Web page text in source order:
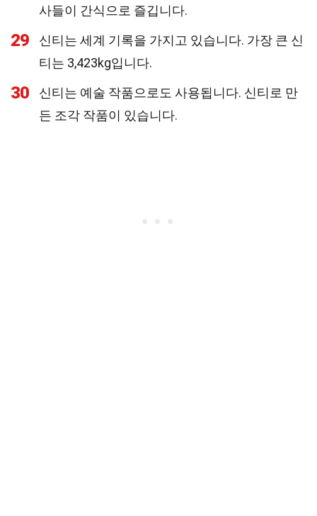
사들이 간식으로 즐깁니다.
29
신티는 세계 기록을 가지고 있습니다. 가장 큰 신
티는 3,423kg입니다.
30
신티는 예술 작품으로도 사용됩니다. 신티로 만
든 조각 작품이 있습니다.